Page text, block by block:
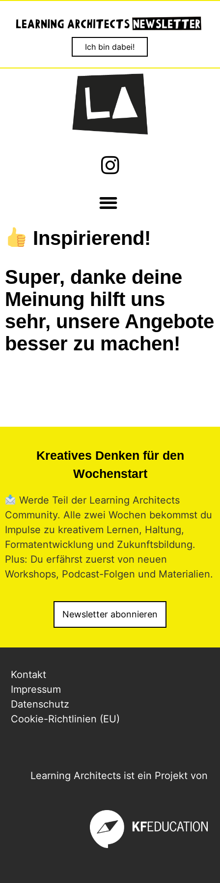
Ich bin dabei!
Inspirierend!
Super, danke deine
Meinung hilft uns
sehr, unsere Angebote
besser zu machen!​
Kreatives Denken für den
Wochenstart
Werde Teil der Learning Architects
Community. Alle zwei Wochen bekommst du
Impulse zu kreativem Lernen, Haltung,
Formatentwicklung und Zukunftsbildung.
Plus: Du erfährst zuerst von neuen
Workshops, Podcast-Folgen und Materialien.
Newsletter abonnieren
Kontakt
Impressum
Datenschutz
Cookie-Richtlinien (EU)
Learning Architects ist ein Projekt von